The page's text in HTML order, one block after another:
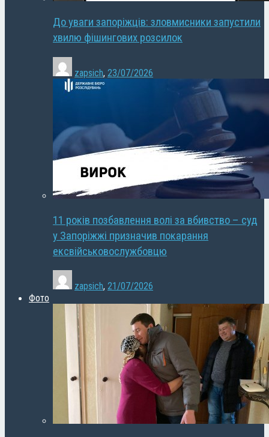
До уваги запоріжців: зловмисники запустили
хвилю фішингових розсилок
zapsich, 23/07/2026
11 років позбавлення волі за вбивство – суд
у Запоріжжі призначив покарання
ексвійськовослужбовцю
zapsich, 21/07/2026
Фото